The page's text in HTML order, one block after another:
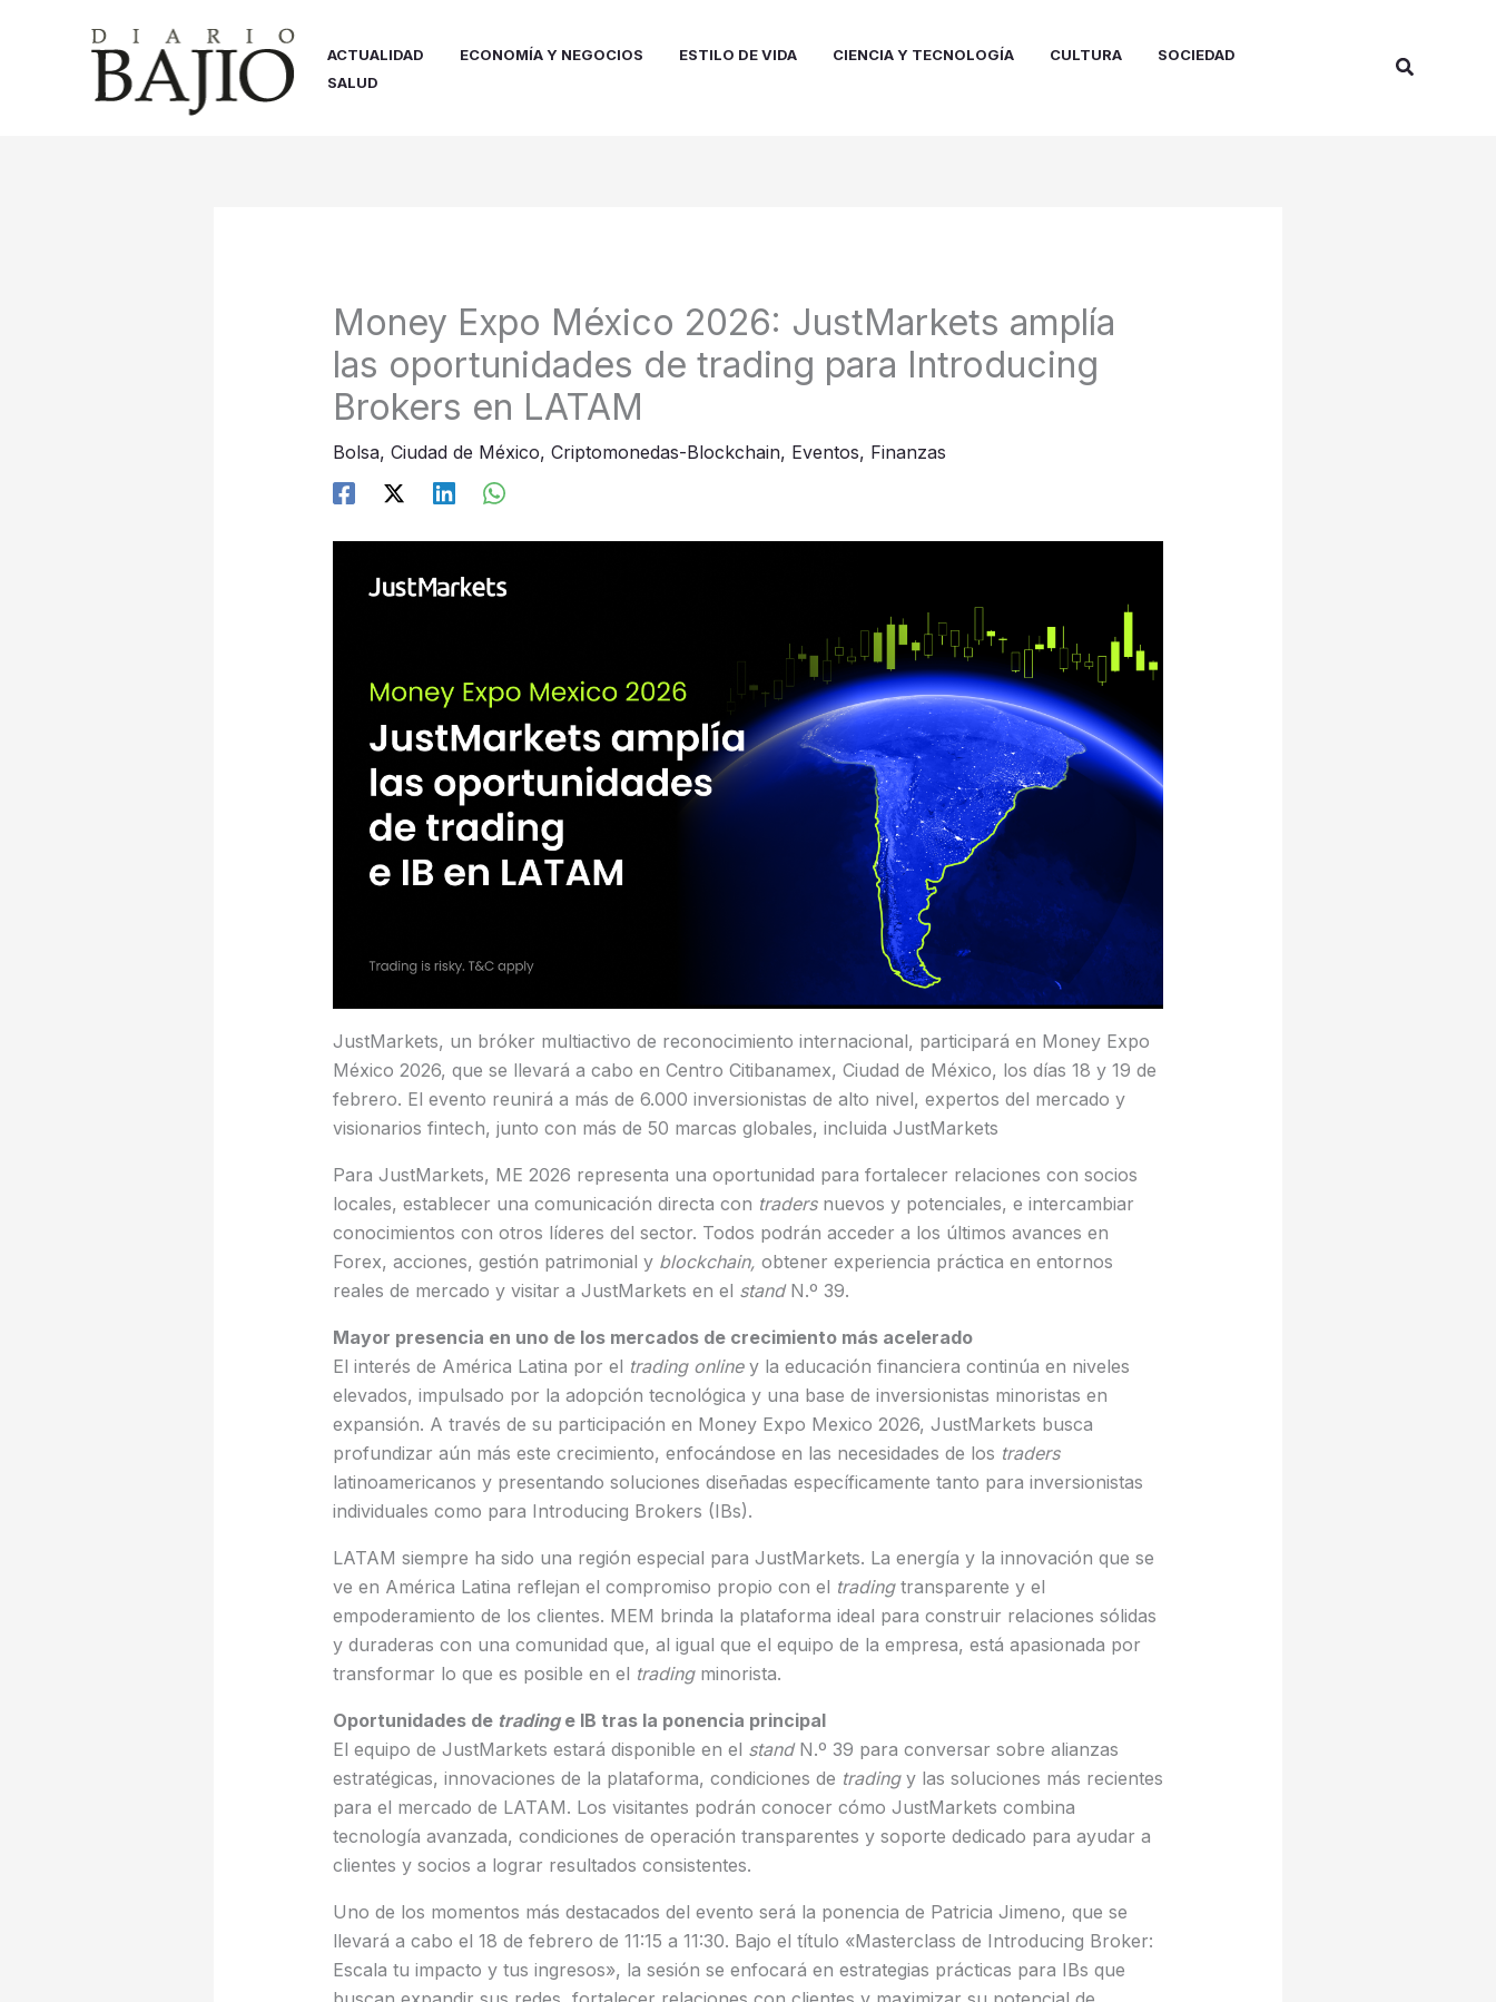
ACTUALIDAD ECONOMÍA Y NEGOCIOS ESTILO DE VIDA CIENCIA Y TECNOLOGÍA CULTURA
SOCIEDAD
SALUD
Buscar
Money Expo México 2026: JustMarkets amplía
las oportunidades de trading para Introducing
Brokers en LATAM
Bolsa, Ciudad de México, Criptomonedas-Blockchain, Eventos, Finanzas
JustMarkets, un bróker multiactivo de reconocimiento internacional, participará en Money Expo
México 2026, que se llevará a cabo en Centro Citibanamex, Ciudad de México, los días 18 y 19 de
febrero. El evento reunirá a más de 6.000 inversionistas de alto nivel, expertos del mercado y
visionarios fintech, junto con más de 50 marcas globales, incluida JustMarkets
Para JustMarkets, ME 2026 representa una oportunidad para fortalecer relaciones con socios
locales, establecer una comunicación directa con tradersnuevos y potenciales, e intercambiar
conocimientos con otros líderes del sector. Todos podrán acceder a los últimos avances en
Forex, acciones, gestión patrimonial y blockchain, obtener experiencia práctica en entornos
reales de mercado y visitar a JustMarkets en el standN.º 39.
Mayor presencia en uno de los mercados de crecimiento más acelerado
El interés de América Latina por el trading online y la educación financiera continúa en niveles
elevados, impulsado por la adopción tecnológica y una base de inversionistas minoristas en
expansión. A través de su participación en Money Expo Mexico 2026, JustMarkets busca
profundizar aún más este crecimiento, enfocándose en las necesidades de los traders
latinoamericanos y presentando soluciones diseñadas específicamente tanto para inversionistas
individuales como para Introducing Brokers (IBs).
LATAM siempre ha sido una región especial para JustMarkets. La energía y la innovación que se
ve en América Latina reflejan el compromiso propio con el tradingtransparente y el
empoderamiento de los clientes. MEM brinda la plataforma ideal para construir relaciones sólidas
y duraderas con una comunidad que, al igual que el equipo de la empresa, está apasionada por
transformar lo que es posible en el tradingminorista.
Oportunidades detradinge IB tras la ponencia principal
El equipo de JustMarkets estará disponible en el standN.º 39 para conversar sobre alianzas
estratégicas, innovaciones de la plataforma, condiciones de trading y las soluciones más recientes
para el mercado de LATAM. Los visitantes podrán conocer cómo JustMarkets combina
tecnología avanzada, condiciones de operación transparentes y soporte dedicado para ayudar a
clientes y socios a lograr resultados consistentes.
Uno de los momentos más destacados del evento será la ponencia de Patricia Jimeno, que se
llevará a cabo el 18 de febrero de 11:15 a 11:30. Bajo el título «Masterclass de Introducing Broker:
Escala tu impacto y tus ingresos», la sesión se enfocará en estrategias prácticas para IBs que